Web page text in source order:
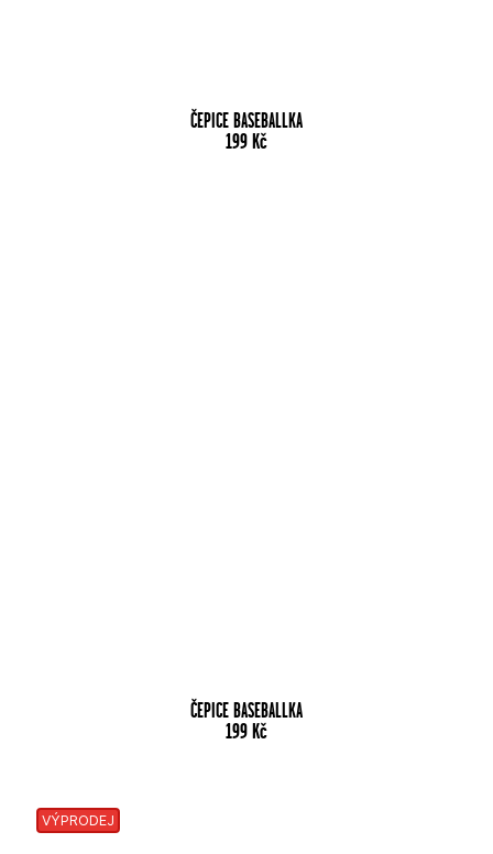
ČEPICE BASEBALLKA
199Kč
ČEPICE BASEBALLKA
199Kč
VÝPRODEJ